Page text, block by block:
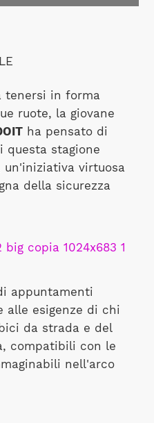
tenersi in forma
ruote, la giovane
ha pensato di
questa stagione
un'iniziativa virtuosa
della sicurezza
appuntamenti
alle esigenze di chi
da strada e del
compatibili con le
nell'arco